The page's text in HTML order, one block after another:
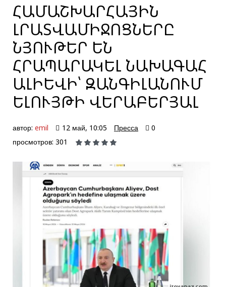
ՀԱՄԱՇԽԱՐՀԱՅԻՆ
ԼՐԱՏՎԱՄԻՋՈՑՆԵՐԸ
ՆՅՈՒԹԵՐ ԵՆ
ՀՐԱՊԱՐԱԿԵԼ ՆԱԽԱԳԱՀ
ԱԼԻԵՎԻ՝ ԶԱՆԳԻԼԱՆՈՒՄ
ԵԼՈՒՅԹԻ ՎԵՐԱԲԵՐՅԱԼ
автор: emil 12 май, 10:05 Пресса
0
просмотров: 301